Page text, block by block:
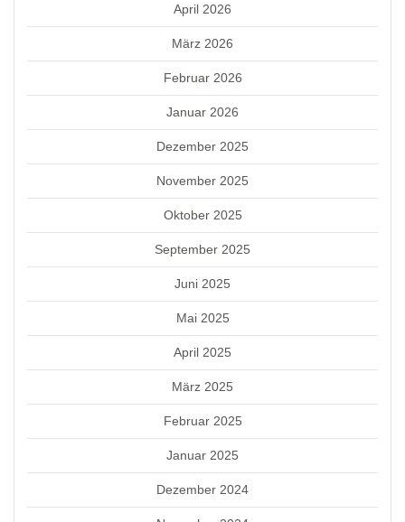
April 2026
März 2026
Februar 2026
Januar 2026
Dezember 2025
November 2025
Oktober 2025
September 2025
Juni 2025
Mai 2025
April 2025
März 2025
Februar 2025
Januar 2025
Dezember 2024